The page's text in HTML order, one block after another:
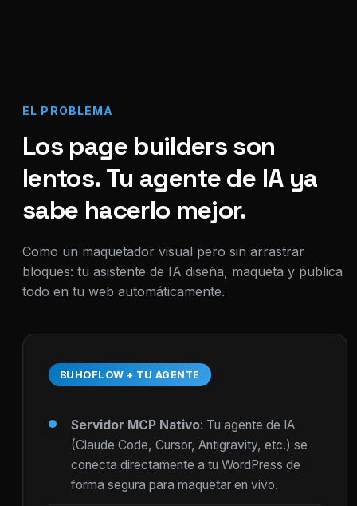
EL PROBLEMA
Los page builders son
lentos. Tu agente de IA ya
sabe hacerlo mejor.
Como un maquetador visual pero sin arrastrar
bloques: tu asistente de IA diseña, maqueta y publica
todo en tu web automáticamente.
BUHOFLOW + TU AGENTE
Servidor MCP Nativo: Tu agente de IA
(Claude Code, Cursor, Antigravity, etc.) se
conecta directamente a tu WordPress de
forma segura para maquetar en vivo.